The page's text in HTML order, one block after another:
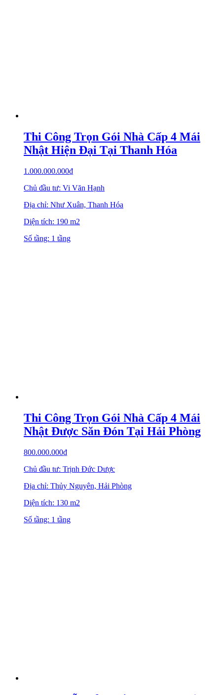
Thi Công Trọn Gói Nhà Cấp 4 Mái
Nhật Hiện Đại Tại Thanh Hóa
1.000.000.000₫
Chủ đầu tư: Vi Văn Hạnh
Địa chỉ: Như Xuân, Thanh Hóa
Diện tích: 190 m2
Số tầng: 1 tầng
Thi Công Trọn Gói Nhà Cấp 4 Mái
Nhật Được Săn Đón Tại Hải Phòng
800.000.000₫
Chủ đầu tư: Trịnh Đức Dược
Địa chỉ: Thủy Nguyên, Hải Phòng
Diện tích: 130 m2
Số tầng: 1 tầng